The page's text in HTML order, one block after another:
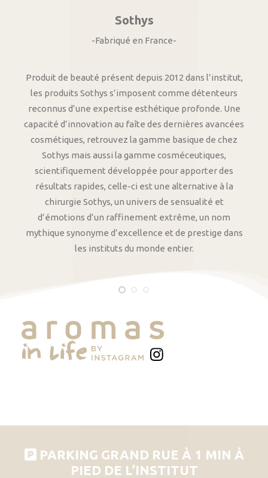
Sothys
-Fabriqué en France-
Produit de beauté présent depuis 2012 dans l’institut,
les produits Sothys s’imposent comme détenteurs
reconnus d’une expertise esthétique profonde. Une
capacité d’innovation au faîte des dernières avancées
cosmétiques, retrouvez la gamme basique de chez
Sothys mais aussi la gamme cosméceutiques,
scientifiquement développée pour apporter des
résultats rapides, celle-ci est une alternative à la
chirurgie Sothys, un univers de sensualité et
d’émotions d’un raffinement extrême, un nom
mythique synonyme d’excellence et de prestige dans
les instituts du monde entier.
PARKING GRAND RUE À 1 MIN À
PIED DE L’INSTITUT